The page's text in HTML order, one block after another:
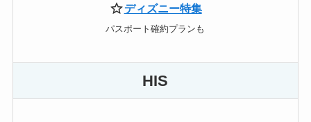
ディズニー特集
パスポート確約プランも
HIS